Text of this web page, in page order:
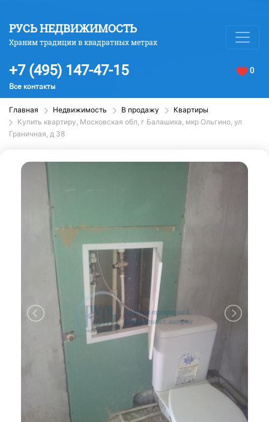
РУСЬ НЕДВИЖИМОСТЬ
Храним традиции в квадратных метрах
+7 (495) 147-47-15
Все контакты
0
Главная Недвижимость В продажу
Квартиры
Купить квартиру, Московская обл, г Балашиха, мкр Ольгино, ул
Граничная, д 38